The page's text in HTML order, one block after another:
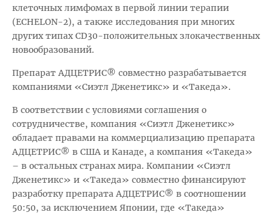
клеточных лимфомах в первой линии терапии
(ECHELON-2), а также исследования при многих
других типах CD30-положительных злокачественных
новообразований.
Препарат АДЦЕТРИС® совместно разрабатывается
компаниями «Сиэтл Дженетикс» и «Такеда».
В соответствии с условиями соглашения о
сотрудничестве, компания «Сиэтл Дженетикс»
обладает правами на коммерциализацию препарата
АДЦЕТРИС® в США и Канаде, а компания «Такеда»
– в остальных странах мира. Компании «Сиэтл
Дженетикс» и «Такеда» совместно финансируют
разработку препарата АДЦЕТРИС® в соотношении
50:50, за исключением Японии, где «Такеда»